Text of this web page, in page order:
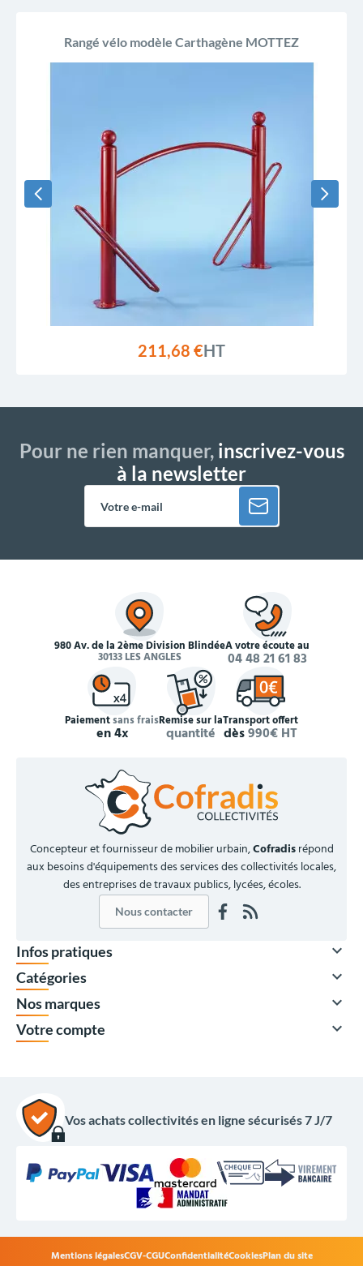
430,50 €HT
Modèle :
Rangé vélo modèle Carthagène MOTTEZ
211,68 €HT
Pour ne rien manquer,inscrivez-vous
à la newsletter
980 Av. de la 2ème Division Blindée
30133 LES ANGLES
À votre écoute au
04 48 21 61 83
Paiementsans frais
en 4x
Remise sur la
quantité
Transport offert
dès990€ HT
Concepteur et fournisseur de mobilier urbain,Cofradisrépond
aux besoins d'équipements des services des collectivités locales,
des entreprises de travaux publics, lycées, écoles.
Nous contacter
Infos pratiques 
Catégories 
Nos marques 
Votre compte 
Vos achats collectivités en ligne sécurisés 7 J/7
Mentions légalesCGV-CGUConfidentialitéCookiesPlan du site